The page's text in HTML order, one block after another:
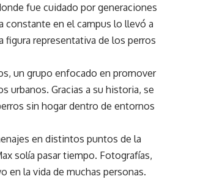
fue cuidado por generaciones
constante en el campus lo llevó a
figura representativa de los perros
un grupo enfocado en promover
urbanos. Gracias a su historia, se
sin hogar dentro de entornos
en distintos puntos de la
solía pasar tiempo. Fotografías,
en la vida de muchas personas.